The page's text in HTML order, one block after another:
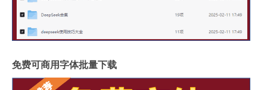
免费可商用字体批量下载